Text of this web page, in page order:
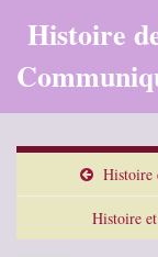
Histoire
Histoire
Histoire